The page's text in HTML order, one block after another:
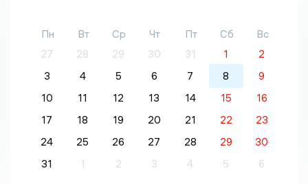
Пн Вт Ср Чт Пт Сб
Вс
27
28 29 30 31 1
2
3
4 5 6 7 8
9
10
11 12 13 14 15
16
17
18 19 20 21 22
23
24
25 26 27 28 29
30
31
1 2 3 4 5 6